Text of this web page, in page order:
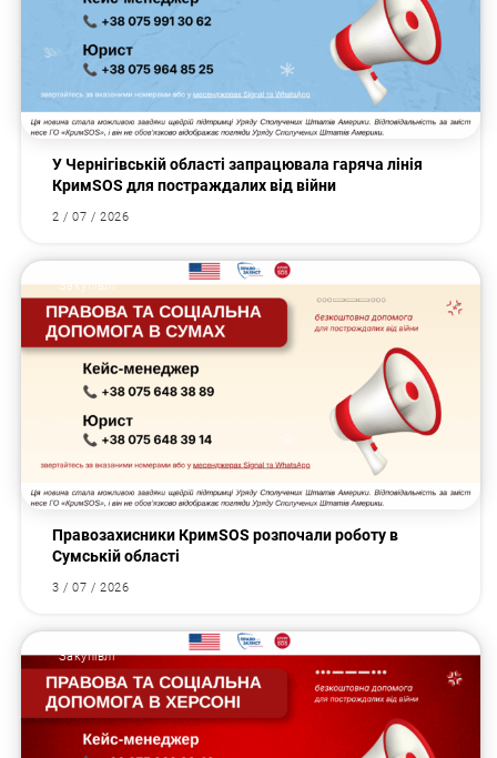
У Чернігівській області запрацювала гаряча лінія
КримSOS для постраждалих від війни
2 / 07 / 2026
Закупівлі
Правозахисники КримSOS розпочали роботу в
Сумській області
3 / 07 / 2026
Закупівлі